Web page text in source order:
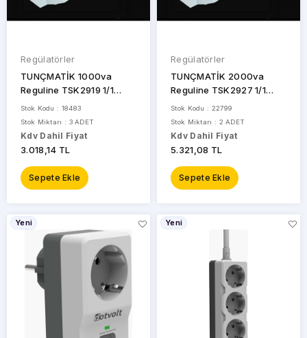
S-
STOK
DURUMU
Sadece
Stoktakiler
Regülatörler
TUNÇMATİK 1000va
Reguline TSK2919 1/1
Regülatör Monofaze
Stok Kodu : 18483
Stok Miktarı : 3 ADET
Kdv Dahil Fiyat
3.018,14 TL
Sepete Ekle
Regülatörler
TUNÇMATİK 2000va
Reguline TSK2927 1/1
Regülatör Monofaze
Stok Kodu : 22799
Stok Miktarı : 2 ADET
Kdv Dahil Fiyat
5.321,08 TL
Sepete Ekle
Yeni Yeni